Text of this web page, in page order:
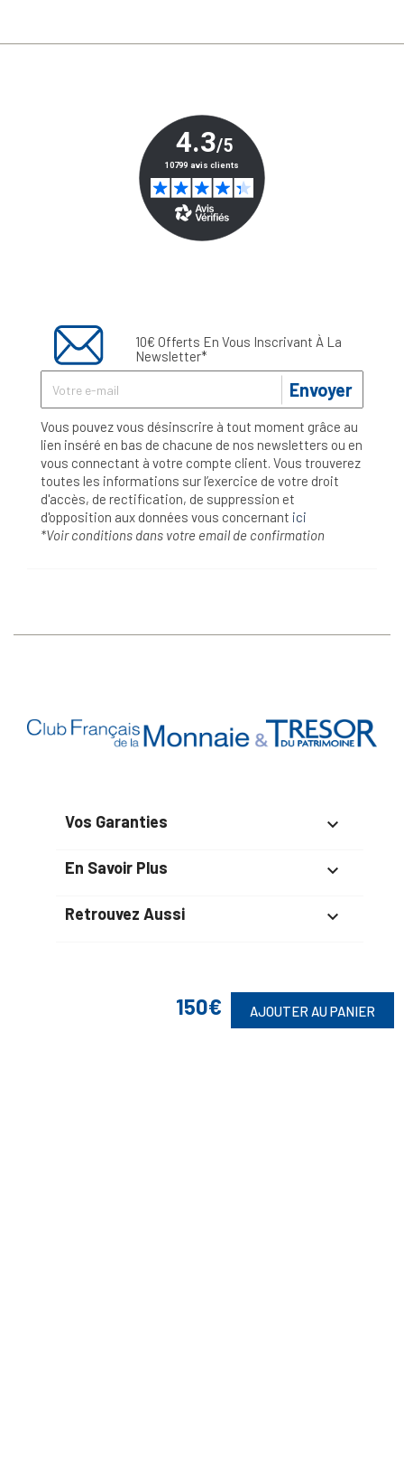
150€ AJOUTER AU PANIER
10€ Offerts En Vous Inscrivant À La
Newsletter*
Envoyer
Vous pouvez vous désinscrire à tout moment grâce au
lien inséré en bas de chacune de nos newsletters ou en
vous connectant à votre compte client. Vous trouverez
toutes les informations sur l’exercice de votre droit
d'accès, de rectification, de suppression et
d'opposition aux données vous concernant ici
*Voir conditions dans votre email de confirmation
Vos Garanties 
En Savoir Plus 
Retrouvez Aussi 
Suivez-Nous